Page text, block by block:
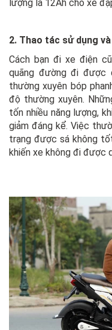
lượng là 12Ah cho xe
2. Thao tác sử dụng
Cách bạn đi xe điện
quãng đường đi được
thường xuyên bóp
độ thường xuyên.
tốn nhiều năng lượng,
giảm đáng kể. Việc
trạng được sá không
khiến xe không đi được